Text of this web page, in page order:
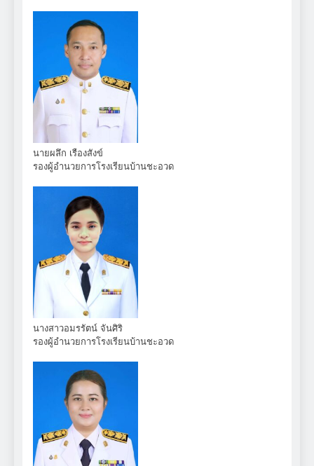
นายผลึก เรืองสังข์
รองผู้อำนวยการโรงเรียนบ้านชะอวด
นางสาวอมรรัตน์ จันศิริ
รองผู้อำนวยการโรงเรียนบ้านชะอวด